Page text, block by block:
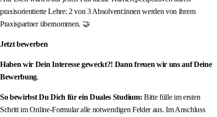
praxisorientierte Lehre: 2 von 3 Absolvent:innen werden von ihrem
Praxispartner übernommen. 🤝
Jetzt bewerben
Haben wir Dein Interesse geweckt?! Dann freuen wir uns auf Deine
Bewerbung.
So bewirbst Du Dich für ein Duales Studium: Bitte fülle im ersten
Schritt im Online-Formular alle notwendigen Felder aus. Im Anschluss